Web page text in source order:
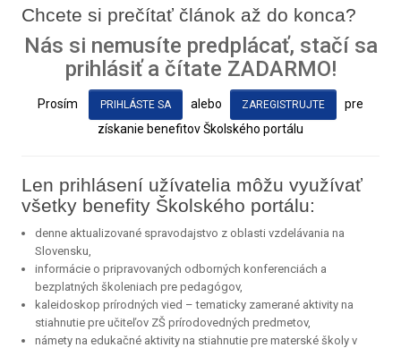
Chcete si prečítať článok až do konca?
Nás si nemusíte predplácať, stačí sa
prihlásiť a čítate ZADARMO!
Prosím PRIHLÁSTE SA alebo ZAREGISTRUJTE
pre
získanie benefitov Školského portálu
Len prihlásení užívatelia môžu využívať
všetky benefity Školského portálu:
denne aktualizované spravodajstvo z oblasti vzdelávania na
Slovensku,
informácie o pripravovaných odborných konferenciách a
bezplatných školeniach pre pedagógov,
kaleidoskop prírodných vied – tematicky zamerané aktivity na
stiahnutie pre učiteľov ZŠ prírodovedných predmetov,
námety na edukačné aktivity na stiahnutie pre materské školy v